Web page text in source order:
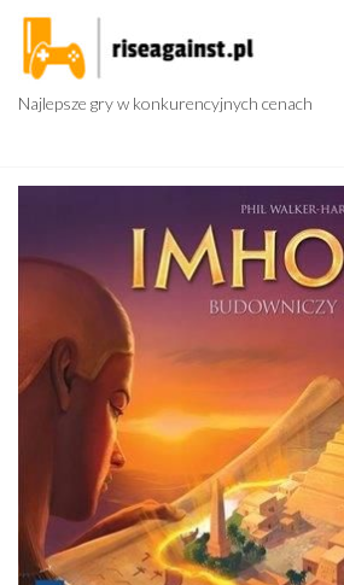
Przejdź
treści
Najlepsze gry w konkurencyjnych cenach